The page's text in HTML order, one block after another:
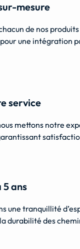
mesure
de nos
une intégration
service
mettons notre
ans
une tranquillité
durabilité des